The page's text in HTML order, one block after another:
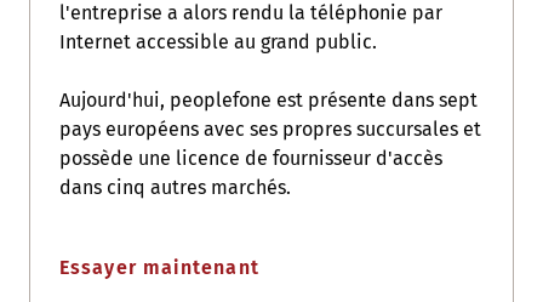
l'entreprise a alors rendu la téléphonie par
Internet accessible au grand public.
Aujourd'hui, peoplefone est présente dans sept
pays européens avec ses propres succursales et
possède une licence de fournisseur d'accès
dans cinq autres marchés.
Essayer maintenant